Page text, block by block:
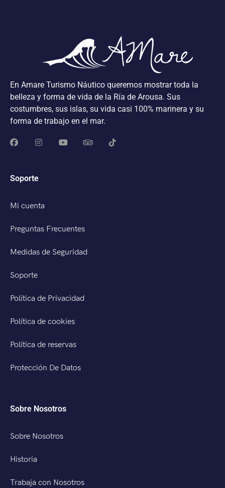
En Amare Turismo Náutico queremos mostrar toda la
belleza y forma de vida de la Ría de Arousa. Sus
costumbres, sus islas, su vida casi 100% marinera y su
forma de trabajo en el mar.
Soporte
Mi cuenta
Preguntas Frecuentes
Medidas de Seguridad
Soporte
Política de Privacidad
Política de cookies
Política de reservas
Protección De Datos
Sobre Nosotros
Sobre Nosotros
Historia
Trabaja con Nosotros